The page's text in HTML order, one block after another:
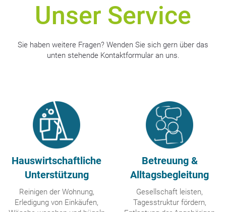
Unser Service
Sie haben weitere Fragen? Wenden Sie sich gern über das
unten stehende Kontaktformular an uns.
Hauswirtschaftliche
Unterstützung
Reinigen der Wohnung,
Erledigung von Einkäufen,
Betreuung &
Alltagsbegleitung
Gesellschaft leisten,
Tagesstruktur fördern,